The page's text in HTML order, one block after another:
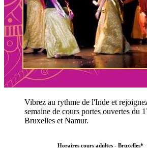
Vibrez au rythme de l'Inde et
semaine de cours portes ouvertes du
Bruxelles et Namur.
Horaires cours adultes - Bruxelles*